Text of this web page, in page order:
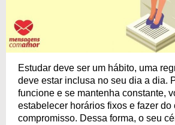
Estudar deve ser um hábito, uma
deve estar inclusa no seu dia a dia.
funcione e se mantenha constante,
estabelecer horários fixos e fazer do
compromisso. Dessa forma, o seu